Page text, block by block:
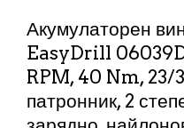
Акумулаторен
EasyDrill
RPM, 40 Nm, 23/
патронник, 2